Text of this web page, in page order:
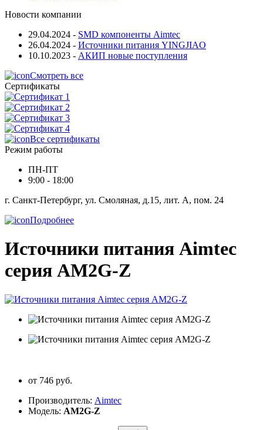
Новости компании
29.04.2024 - SMD компоненты Aimtec
26.04.2024 - Источники питания YINGJIAO
10.10.2023 - АКИП новые поступления
Смотреть все
Сертификаты
Все сертификаты
Режим работы
ПН-ПТ
9:00 - 18:00
г. Санкт-Петербург, ул. Смоляная, д.15, лит. А, пом. 24
Подробнее
Источники питания Aimtec
серия AM2G-Z
от 746 руб.
Производитель: Aimtec
Модель: AM2G-Z